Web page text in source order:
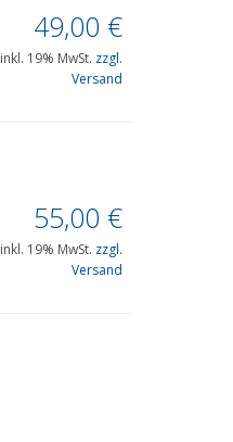
49,00 €
inkl. 19% MwSt. zzgl.
Versand
55,00 €
inkl. 19% MwSt. zzgl.
Versand